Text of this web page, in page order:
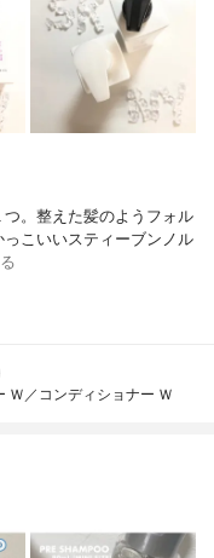
。整えた髪のようフォル
こいいスティーブンノル
Ｗ／コンディショナー Ｗ